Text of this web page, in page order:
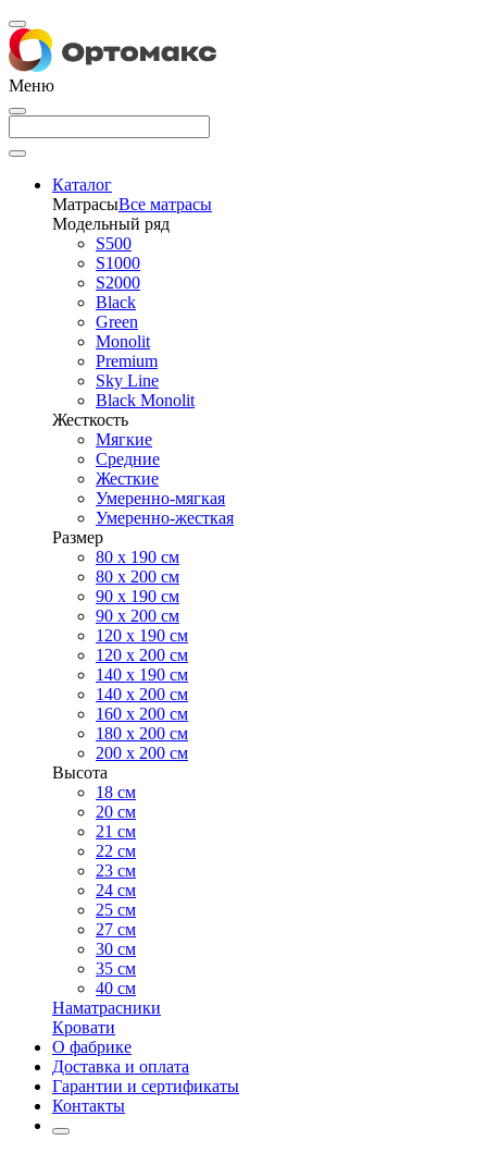
Меню
Каталог
МатрасыВсе матрасы
Модельный ряд
S500
S1000
S2000
Black
Green
Monolit
Premium
Sky Line
Black Monolit
Жесткость
Мягкие
Средние
Жесткие
Умеренно-мягкая
Умеренно-жесткая
Размер
80 х 190 см
80 х 200 см
90 х 190 см
90 х 200 см
120 х 190 см
120 х 200 см
140 х 190 см
140 х 200 см
160 х 200 см
180 х 200 см
200 х 200 см
Высота
18 см
20 см
21 см
22 см
23 см
24 см
25 см
27 см
30 см
35 см
40 см
Наматрасники
Кровати
О фабрике
Доставка и оплата
Гарантии и сертификаты
Контакты